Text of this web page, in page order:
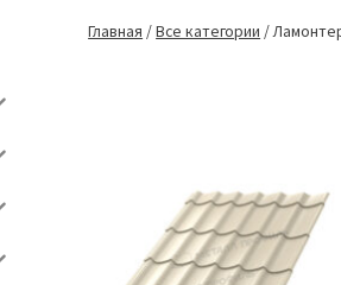
Главная /Все категории /